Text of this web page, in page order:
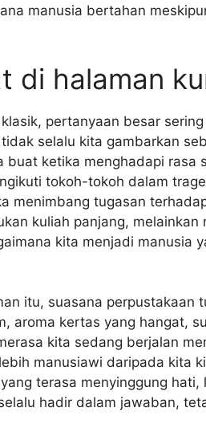
manusia bertahan
di halaman
pertanyaan besar
selalu kita gambarkan
buat ketika menghadapi rasa
tokoh-tokoh dalam
menimbang tugasan
kuliah panjang, melainkan
kita menjadi manusia
itu, suasana perpustakaan
aroma kertas yang hangat,
kita sedang berjalan
manusiawi daripada kita
terasa menyinggung hati,
hadir dalam jawaban,